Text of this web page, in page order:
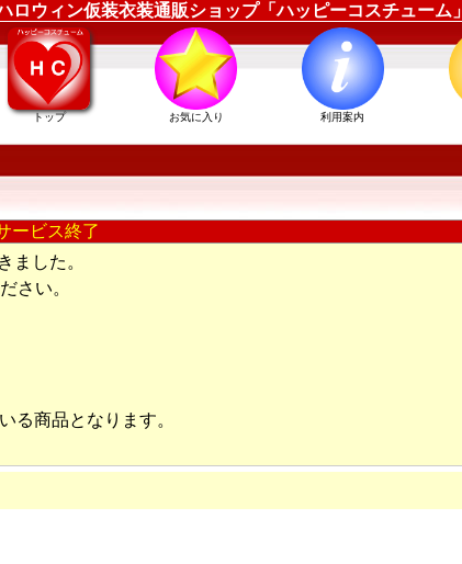
ウィン仮装衣装通販ショップ「ハッピーコスチューム」
トップ お気に入り 利用案内
ービス終了
ました。
さい。
る商品となります。